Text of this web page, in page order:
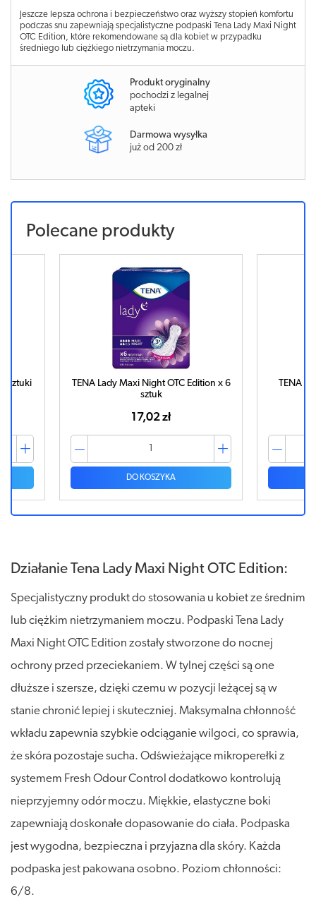
Jeszcze lepsza ochrona i bezpieczeństwo oraz wyższy stopień komfortu
podczas snu zapewniają specjalistyczne podpaski Tena Lady Maxi Night
OTC Edition, które rekomendowane są dla kobiet w przypadku
średniego lub ciężkiego nietrzymania moczu.
Produkt oryginalny
pochodzi z legalnej
apteki
Darmowa wysyłka
już od 200 zł
Polecane produkty
sztuki
TENA Lady Maxi Night OTC Edition x 6
sztuk
17,02 zł
DO KOSZYKA
TENA
Działanie Tena Lady Maxi Night OTC Edition:
Specjalistyczny produkt do stosowania u kobiet ze średnim
lub ciężkim nietrzymaniem moczu. Podpaski Tena Lady
Maxi Night OTC Edition zostały stworzone do nocnej
ochrony przed przeciekaniem. W tylnej części są one
dłuższe i szersze, dzięki czemu w pozycji leżącej są w
stanie chronić lepiej i skuteczniej. Maksymalna chłonność
wkładu zapewnia szybkie odciąganie wilgoci, co sprawia,
że skóra pozostaje sucha. Odświeżające mikroperełki z
systemem Fresh Odour Control dodatkowo kontrolują
nieprzyjemny odór moczu. Miękkie, elastyczne boki
zapewniają doskonałe dopasowanie do ciała. Podpaska
jest wygodna, bezpieczna i przyjazna dla skóry. Każda
podpaska jest pakowana osobno. Poziom chłonności:
6/8.